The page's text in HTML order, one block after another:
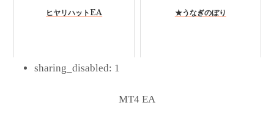
ヒヤリハットEA ★うなぎのぼり
sharing_disabled: 1
MT4 EA